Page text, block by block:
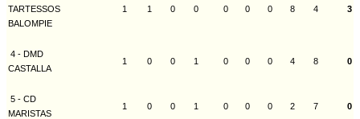
TARTESSOS
BALOMPIE
1 1 0 0 0 0 0 8 4 3
4 - DMD
CASTALLA
1 0 0 1 0 0 0 4 8 0
5 - CD
MARISTAS
1 0 0 1 0 0 0 2 7 0